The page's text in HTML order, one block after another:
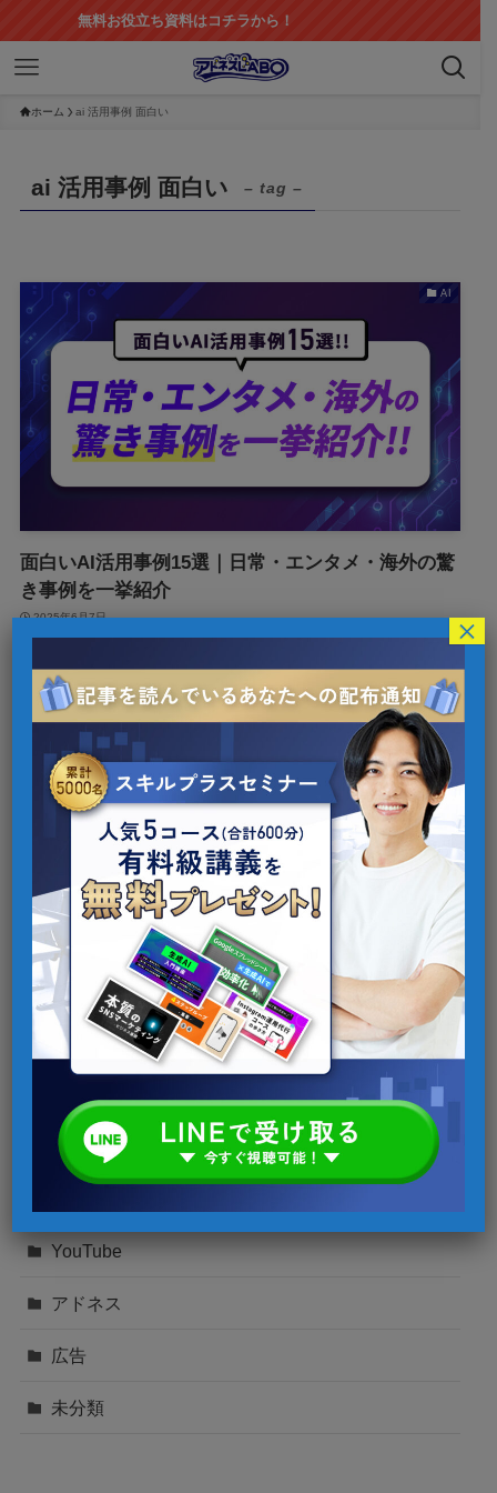
無料お役立ち資料はコチラから！
ホーム ai 活用事例 面白い
ai 活用事例 面白い – tag –
AI
面白いAI活用事例15選｜日常・エンタメ・海外の驚
き事例を一挙紹介
2025年6月7日
検索
カテゴリー
AI
Instagram
TikTok
YouTube
アドネス
広告
未分類
×